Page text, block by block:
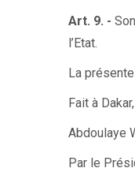
Art. 9. -
l’Etat.
La
Fait à
Abdoulaye
Par le